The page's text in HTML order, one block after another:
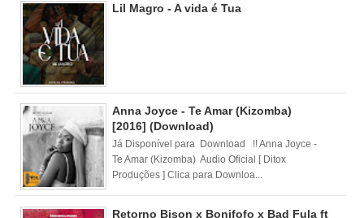
Lil Magro - A vida é Tua
Anna Joyce - Te Amar (Kizomba)
[2016] (Download)
Já Disponível para Download !! Anna Joyce -
Te Amar (Kizomba) Audio Oficial [ Ditox
Produções ] Clica para Downloa...
Retorno Bison x Bonifofo x Bad Fula ft